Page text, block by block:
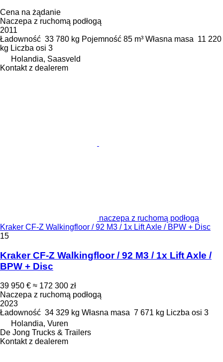
Cena na żądanie
Naczepa z ruchomą podłogą
2011
Ładowność 33 780 kg Pojemność 85 m³ Własna masa 11 220
kg Liczba osi 3
Holandia, Saasveld
Kontakt z dealerem
naczepa z ruchomą podłogą
Kraker CF-Z Walkingfloor / 92 M3 / 1x Lift Axle / BPW + Disc
15
Kraker CF-Z Walkingfloor / 92 M3 / 1x Lift Axle /
BPW + Disc
39 950 € ≈ 172 300 zł
Naczepa z ruchomą podłogą
2023
Ładowność 34 329 kg Własna masa 7 671 kg Liczba osi 3
Holandia, Vuren
De Jong Trucks & Trailers
Kontakt z dealerem